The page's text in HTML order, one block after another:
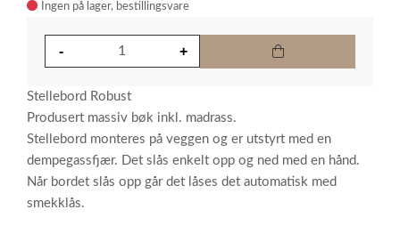
Ingen på lager
Stellebord Robust
Produsert massiv bøk inkl. madrass.
Stellebord monteres på veggen og er utstyrt med en
dempegassfjær. Det slås enkelt opp og ned med en hånd.
Når bordet slås opp går det låses det automatisk med
smekklås.